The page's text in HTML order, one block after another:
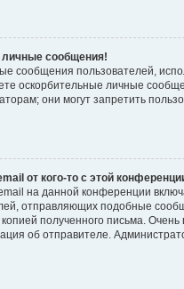
сообщения!
сообщения пользователей,
оскорбительные личные
они могут запретить
от кого-то с этой
на данной конференции
отправляющих подобные
полученного письма. Очень
об отправителе.